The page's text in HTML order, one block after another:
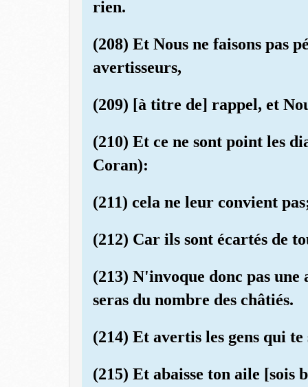
rien.
(208) Et Nous ne faisons pas
avertisseurs,
(209) [à titre de] rappel, et
(210) Et ce ne sont point les
Coran):
(211) cela ne leur convient
(212) Car ils sont écartés de
(213) N'invoque donc pas
seras du nombre des châtiés.
(214) Et avertis les gens qui
(215) Et abaisse ton aile